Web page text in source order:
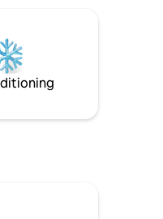
bed
of
zijn
terras en een